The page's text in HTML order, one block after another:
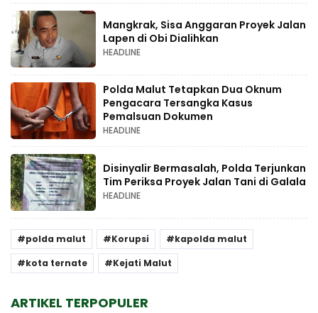
Mangkrak, Sisa Anggaran Proyek Jalan
Lapen di Obi Dialihkan
HEADLINE
Polda Malut Tetapkan Dua Oknum
Pengacara Tersangka Kasus
Pemalsuan Dokumen
HEADLINE
Disinyalir Bermasalah, Polda Terjunkan
Tim Periksa Proyek Jalan Tani di Galala
HEADLINE
polda malut Korupsi
kapolda malut
kota ternate
Kejati Malut
ARTIKEL TERPOPULER